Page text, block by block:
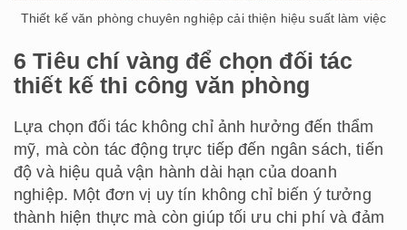
Thiết kế văn phòng chuyên nghiệp cải thiện hiệu suất làm việc
6 Tiêu chí vàng để chọn đối tác
thiết kế thi công văn phòng
Lựa chọn đối tác không chỉ ảnh hưởng đến thẩm
mỹ, mà còn tác động trực tiếp đến ngân sách, tiến
độ và hiệu quả vận hành dài hạn của doanh
nghiệp. Một đơn vị uy tín không chỉ biến ý tưởng
thành hiện thực mà còn giúp tối ưu chi phí và đảm